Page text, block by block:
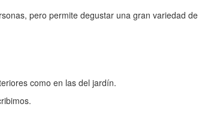
pero permite degustar una gran variedad de
como en las del jardín.